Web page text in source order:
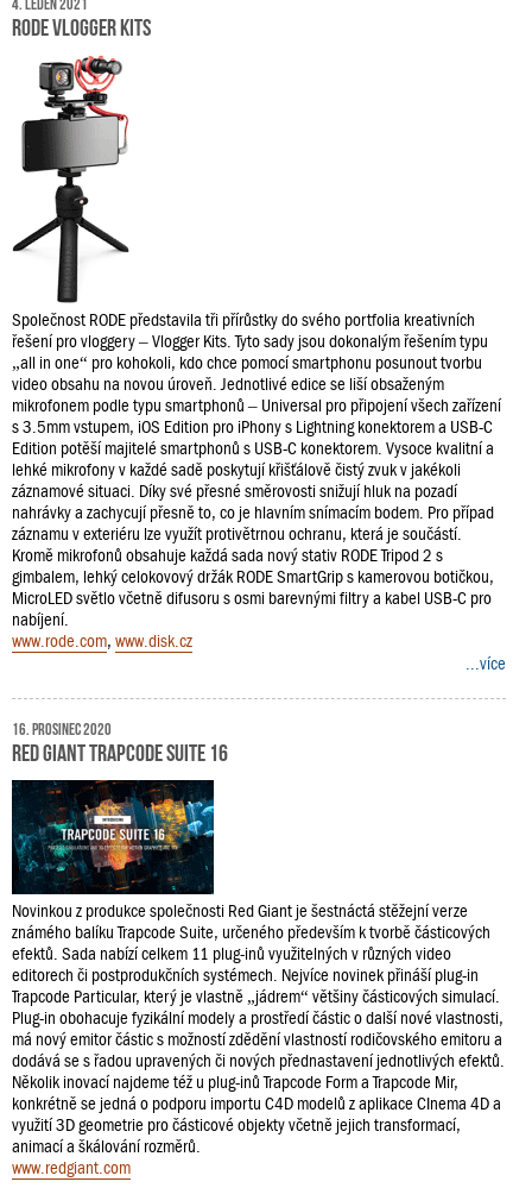
RODE Vlogger Kits
Společnost RODE představila tři přírůstky do svého portfolia kreativních
řešení pro vloggery – Vlogger Kits. Tyto sady jsou dokonalým řešením typu
„all in one“ pro kohokoli, kdo chce pomocí smartphonu posunout tvorbu
video obsahu na novou úroveň. Jednotlivé edice se liší obsaženým
mikrofonem podle typu smartphonů – Universal pro připojení všech zařízení
s 3.5mm vstupem, iOS Edition pro iPhony s Lightning konektorem a USB-C
Edition potěší majitelé smartphonů s USB-C konektorem. Vysoce kvalitní a
lehké mikrofony v každé sadě poskytují křišťálově čistý zvuk v jakékoli
záznamové situaci. Díky své přesné směrovosti snižují hluk na pozadí
nahrávky a zachycují přesně to, co je hlavním snímacím bodem. Pro případ
záznamu v exteriéru lze využít protivětrnou ochranu, která je součástí.
Kromě mikrofonů obsahuje každá sada nový stativ RODE Tripod 2 s
gimbalem, lehký celokovový držák RODE SmartGrip s kamerovou botičkou,
MicroLED světlo včetně difusoru s osmi barevnými filtry a kabel USB-C pro
nabíjení.
www.rode.com, www.disk.cz
...více
16. prosinec 2020
Red Giant Trapcode Suite 16
Novinkou z produkce společnosti Red Giant je šestnáctá stěžejní verze
známého balíku Trapcode Suite, určeného především k tvorbě částicových
efektů. Sada nabízí celkem 11 plug-inů využitelných v různých video
editorech či postprodukčních systémech. Nejvíce novinek přináší plug-in
Trapcode Particular, který je vlastně „jádrem“ většiny částicových simulací.
Plug-in obohacuje fyzikální modely a prostředí částic o další nové vlastnosti,
má nový emitor částic s možností zdědění vlastností rodičovského emitoru a
dodává se s řadou upravených či nových přednastavení jednotlivých efektů.
Několik inovací najdeme též u plug-inů Trapcode Form a Trapcode Mir,
konkrétně se jedná o podporu importu C4D modelů z aplikace CInema 4D a
využití 3D geometrie pro částicové objekty včetně jejich transformací,
animací a škálování rozměrů.
www.redgiant.com